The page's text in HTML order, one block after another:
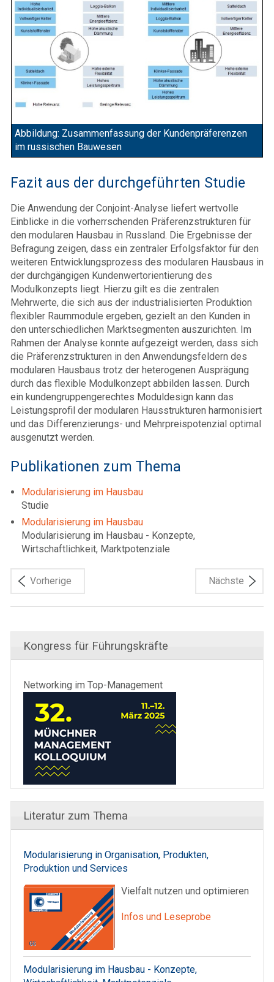
Abbildung: Zusammenfassung der Kundenpräferenzen
im russischen Bauwesen
Fazit aus der durchgeführten Studie
Die Anwendung der Conjoint-Analyse liefert wertvolle
Einblicke in die vorherrschenden Präferenzstrukturen für
den modularen Hausbau in Russland. Die Ergebnisse der
Befragung zeigen, dass ein zentraler Erfolgsfaktor für den
weiteren Entwicklungsprozess des modularen Hausbaus in
der durchgängigen Kundenwertorientierung des
Modulkonzepts liegt. Hierzu gilt es die zentralen
Mehrwerte, die sich aus der industrialisierten Produktion
flexibler Raummodule ergeben, gezielt an den Kunden in
den unterschiedlichen Marktsegmenten auszurichten. Im
Rahmen der Analyse konnte aufgezeigt werden, dass sich
die Präferenzstrukturen in den Anwendungsfeldern des
modularen Hausbaus trotz der heterogenen Ausprägung
durch das flexible Modulkonzept abbilden lassen. Durch
ein kundengruppengerechtes Moduldesign kann das
Leistungsprofil der modularen Hausstrukturen harmonisiert
und das Differenzierungs- und Mehrpreispotenzial optimal
ausgenutzt werden.
Publikationen zum Thema
Modularisierung im Hausbau
Studie
Modularisierung im Hausbau
Modularisierung im Hausbau - Konzepte,
Wirtschaftlichkeit, Marktpotenziale
Vorherige Nächste
Kongress für Führungskräfte
Networking im Top-Management
Literatur zum Thema
Modularisierung in Organisation, Produkten,
Produktion und Services
Vielfalt nutzen und optimieren
Infos und Leseprobe
Modularisierung im Hausbau - Konzepte,